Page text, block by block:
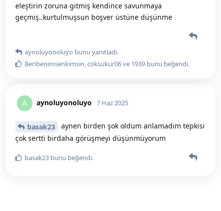
eleştirin zoruna gitmiş kendince savunmaya
geçmiş..kurtulmuşsun boşver üstüne düşünme
aynoluyonoluyo bunu yanıtladı.
Benbenimsenkimsin,coksukur06ve 1939 bunu beğendi.
A aynoluyonoluyo 7 Haz 2025
basak23
aynen birden şok oldum anlamadım tepkisi
çok sertti birdaha görüşmeyi düşünmüyorum
basak23 bunu beğendi.